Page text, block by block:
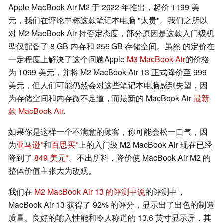
Apple MacBook Air M2 于 2022 年推出，起价 1199 美
元，我们在评论中称这款笔记本电脑 "太贵"。我们之所以
对 M2 MacBook Air 持否定态度，部分原因是这款入门级机
型仅配备了 8 GB 内存和 256 GB 存储空间。虽然 的定价在
一定程度上解决了这个问题Apple M3 MacBook Air的价格
为 1099 美元，并将 M2 MacBook Air 13 正式降价至 999
美元，但人们可能仍然会对这些笔记本电脑感到失望，因
为存储空间和内存微不足道，而最新的 MacBook Air最新
款 MacBook Air.
如果你是这样一个不满意的顾客，你可能会松一口气，因
为亚马逊 和百思买 上的入门级 M2 MacBook Air 现在已经
降到了 849 美元 。不出所料，降价使 MacBook Air M2 的
整体价值主张大为改观。
我们在 M2 MacBook Air 13 的评测中说的评测中，
MacBook Air 13 获得了 92% 的评分，显示出了出色的制造
质量、良好的输入性能和令人称道的 13.6 英寸显示屏，其